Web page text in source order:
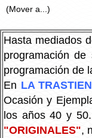
Hasta mediados
programación
programación de
En LA
Ocasión y
los años 40 y 50.
"ORIGINALES",